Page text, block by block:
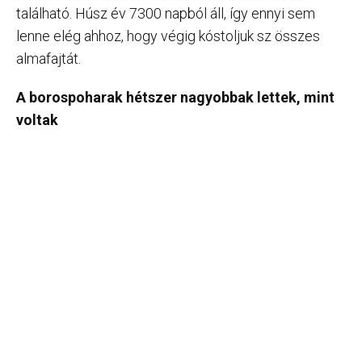
található. Húsz év 7300 napból áll, így ennyi sem
lenne elég ahhoz, hogy végig kóstoljuk sz összes
almafajtát.
A borospoharak hétszer nagyobbak lettek, mint
voltak